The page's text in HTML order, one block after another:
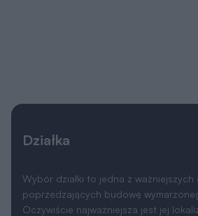
Działka
Wybór działki to jedna z ważniejszych
poprzedzających budowę
Oczywiście najważniejsza jest jej